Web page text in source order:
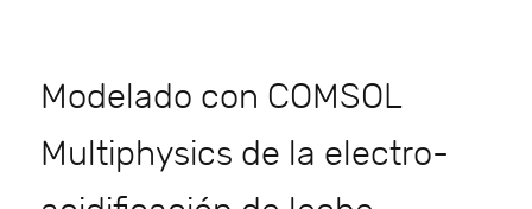
Modelado con COMSOL
Multiphysics de la electro-